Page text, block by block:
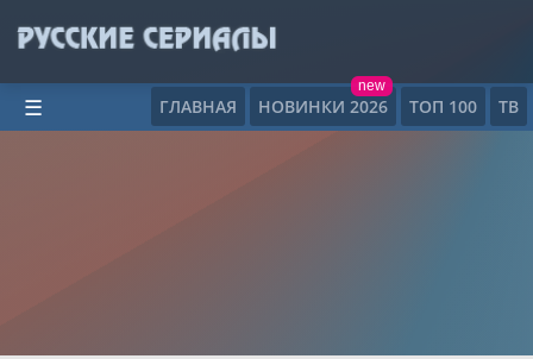
ГЛАВНАЯ НОВИНКИ 2026
new
ТОП 100 ТВ
☰